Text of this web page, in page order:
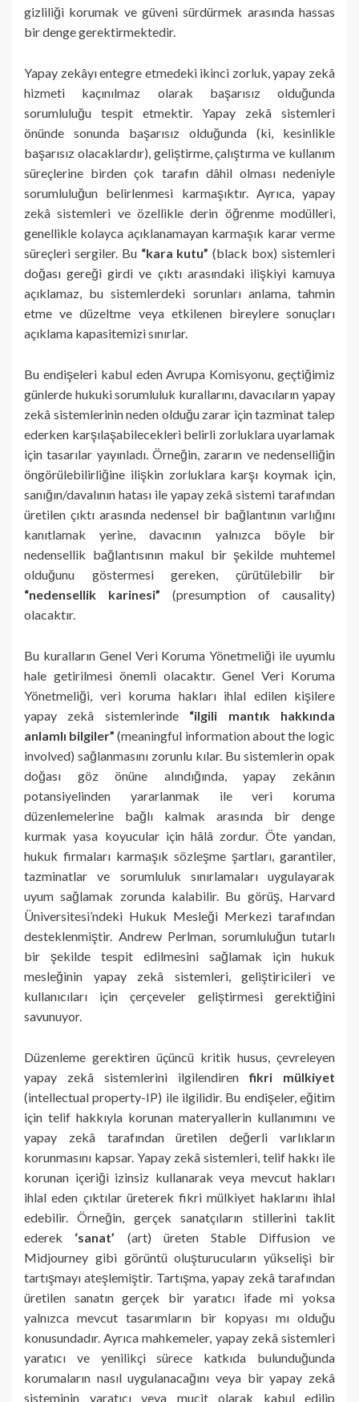
gizliliği korumak ve güveni sürdürmek arasında hassas
bir denge gerektirmektedir.
Yapay zekâyı entegre etmedeki ikinci zorluk, yapay zekâ
hizmeti kaçınılmaz olarak başarısız olduğunda
sorumluluğu tespit etmektir. Yapay zekâ sistemleri
önünde sonunda başarısız olduğunda (ki, kesinlikle
başarısız olacaklardır), geliştirme, çalıştırma ve kullanım
süreçlerine birden çok tarafın dâhil olması nedeniyle
sorumluluğun belirlenmesi karmaşıktır. Ayrıca, yapay
zekâ sistemleri ve özellikle derin öğrenme modülleri,
genellikle kolayca açıklanamayan karmaşık karar verme
süreçleri sergiler. Bu “kara kutu” (black box) sistemleri
doğası gereği girdi ve çıktı arasındaki ilişkiyi kamuya
açıklamaz, bu sistemlerdeki sorunları anlama, tahmin
etme ve düzeltme veya etkilenen bireylere sonuçları
açıklama kapasitemizi sınırlar.
Bu endişeleri kabul eden Avrupa Komisyonu, geçtiğimiz
günlerde hukuki sorumluluk kurallarını, davacıların yapay
zekâ sistemlerinin neden olduğu zarar için tazminat talep
ederken karşılaşabilecekleri belirli zorluklara uyarlamak
için tasarılar yayınladı. Örneğin, zararın ve nedenselliğin
öngörülebilirliğine ilişkin zorluklara karşı koymak için,
sanığın/davalının hatası ile yapay zekâ sistemi tarafından
üretilen çıktı arasında nedensel bir bağlantının varlığını
kanıtlamak yerine, davacının yalnızca böyle bir
nedensellik bağlantısının makul bir şekilde muhtemel
olduğunu göstermesi gereken, çürütülebilir bir
“nedensellik karinesi” (presumption of causality)
olacaktır.
Bu kuralların Genel Veri Koruma Yönetmeliği ile uyumlu
hale getirilmesi önemli olacaktır. Genel Veri Koruma
Yönetmeliği, veri koruma hakları ihlal edilen kişilere
yapay zekâ sistemlerinde “ilgili mantık hakkında
anlamlı bilgiler” (meaningful information about the logic
involved) sağlanmasını zorunlu kılar. Bu sistemlerin opak
doğası göz önüne alındığında, yapay zekânın
potansiyelinden yararlanmak ile veri koruma
düzenlemelerine bağlı kalmak arasında bir denge
kurmak yasa koyucular için hâlâ zordur. Öte yandan,
hukuk firmaları karmaşık sözleşme şartları, garantiler,
tazminatlar ve sorumluluk sınırlamaları uygulayarak
uyum sağlamak zorunda kalabilir. Bu görüş, Harvard
Üniversitesi’ndeki Hukuk Mesleği Merkezi tarafından
desteklenmiştir. Andrew Perlman, sorumluluğun tutarlı
bir şekilde tespit edilmesini sağlamak için hukuk
mesleğinin yapay zekâ sistemleri, geliştiricileri ve
kullanıcıları için çerçeveler geliştirmesi gerektiğini
savunuyor.
Düzenleme gerektiren üçüncü kritik husus, çevreleyen
yapay zekâ sistemlerini ilgilendirenfikri mülkiyet
(intellectual property-IP) ile ilgilidir. Bu endişeler, eğitim
için telif hakkıyla korunan materyallerin kullanımını ve
yapay zekâ tarafından üretilen değerli varlıkların
korunmasını kapsar. Yapay zekâ sistemleri, telif hakkı ile
korunan içeriği izinsiz kullanarak veya mevcut hakları
ihlal eden çıktılar üreterek fikri mülkiyet haklarını ihlal
edebilir. Örneğin, gerçek sanatçıların stillerini taklit
ederek ‘sanat’ (art) üreten Stable Diffusion ve
Midjourney gibi görüntü oluşturucuların yükselişi bir
tartışmayı ateşlemiştir. Tartışma, yapay zekâ tarafından
üretilen sanatın gerçek bir yaratıcı ifade mi yoksa
yalnızca mevcut tasarımların bir kopyası mı olduğu
konusundadır. Ayrıca mahkemeler, yapay zekâ sistemleri
yaratıcı ve yenilikçi sürece katkıda bulunduğunda
korumaların nasıl uygulanacağını veya bir yapay zekâ
sisteminin yaratıcı veya mucit olarak kabul edilip